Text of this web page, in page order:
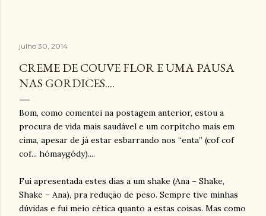
julho 30, 2014
CREME DE COUVE FLOR E UMA PAUSA
NAS GORDICES....
Bom, como comentei na postagem anterior, estou a
procura de vida mais saudável e um corpitcho mais em
cima, apesar de já estar esbarrando nos “enta” (cof cof
cof... hómaygódy)....
Fui apresentada estes dias a um shake (Ana – Shake,
Shake – Ana), pra redução de peso. Sempre tive minhas
dúvidas e fui meio cética quanto a estas coisas. Mas como